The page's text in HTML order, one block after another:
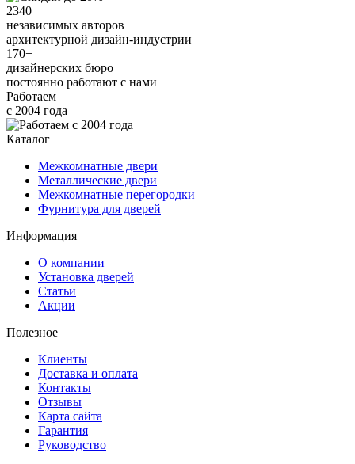
2340
независимых авторов
архитектурной дизайн-индустрии
170+
дизайнерских бюро
постоянно работают с нами
Работаем
с 2004 года
Каталог
Межкомнатные двери
Металлические двери
Межкомнатные перегородки
Фурнитура для дверей
Информация
О компании
Установка дверей
Статьи
Акции
Полезное
Клиенты
Доставка и оплата
Контакты
Отзывы
Карта сайта
Гарантия
Руководство